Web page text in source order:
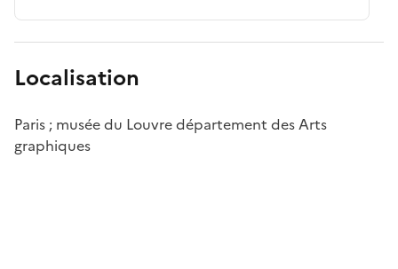
Localisation
Paris ; musée du Louvre département des Arts
graphiques